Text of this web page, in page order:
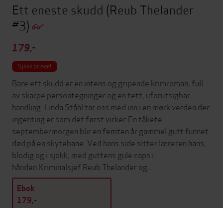
Ett eneste skudd (Reub Thelander
#3)
179,-
Sjekk prisen!
Bare ett skudd er en intens og gripende krimroman, full
av skarpe persontegninger og en tett, uforutsigbar
handling. Linda Ståhl tar oss med inn i en mørk verden der
ingenting er som det først virker.En tåkete
septembermorgen blir en femten år gammel gutt funnet
død på en skytebane. Ved hans side sitter læreren hans,
blodig og i sjokk, med guttens gule caps i
hånden.Kriminalsjef Reub Thelander og…
Ebok
179,-